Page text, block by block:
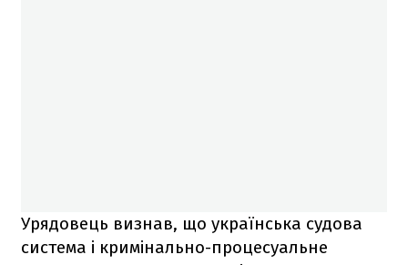
Урядовець визнав, що українська судова
система і кримінально-процесуальне